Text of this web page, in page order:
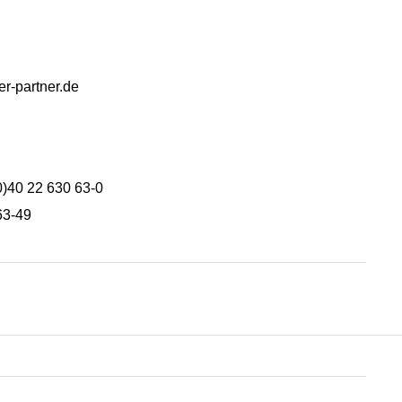
partner.de
22 630 63-0
49